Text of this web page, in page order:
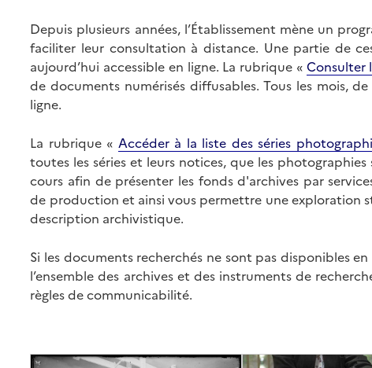
Depuis plusieurs années, l’Établissement mène un
faciliter leur consultation à distance. Une partie de
aujourd’hui accessible en ligne. La rubrique « Consulter
de documents numérisés diffusables. Tous les mois,
ligne.
La rubrique « Accéder à la liste des séries
toutes les séries et leurs notices, que les
cours afin de présenter les fonds d'archives par
de production et ainsi vous permettre une exploration
description archivistique.
Si les documents recherchés ne sont pas disponibles
l’ensemble des archives et des instruments de
règles de communicabilité.